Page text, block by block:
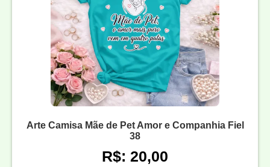
Arte Camisa Mãe de Pet Amor e Companhia Fiel
38
R$: 20,00